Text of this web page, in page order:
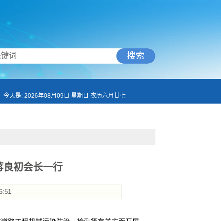
搜索
今天是: 2026年08月09日 星期日 农历六月廿七
良初会长一行